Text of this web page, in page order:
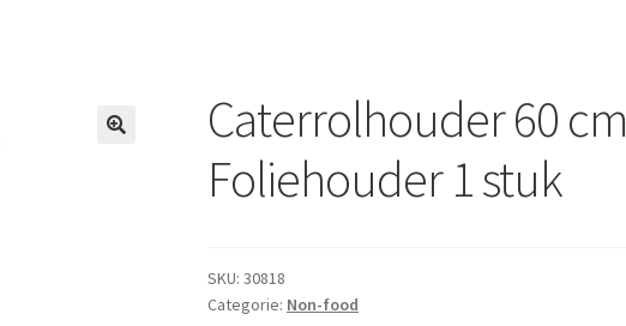
Caterrolhouder 60 cm
Foliehouder 1 stuk
SKU:30818
Categorie: Non-food